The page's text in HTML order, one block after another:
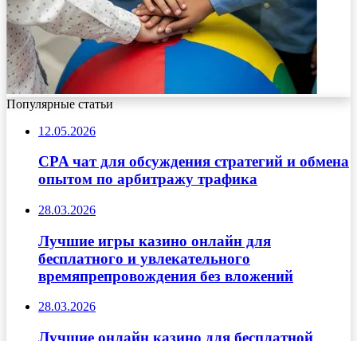
Популярные статьи
12.05.2026
CPA чат для обсуждения стратегий и обмена
опытом по арбитражу трафика
28.03.2026
Лучшие игры казино онлайн для
бесплатного и увлекательного
времяпрепровождения без вложений
28.03.2026
Лучшие онлайн казино для бесплатной